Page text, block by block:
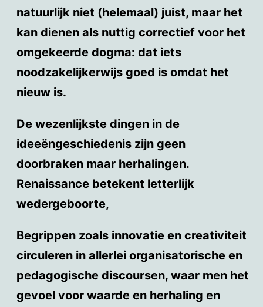
natuurlijk niet (helemaal) juist, maar het
kan dienen als nuttig correctief voor het
omgekeerde dogma: dat iets
noodzakelijkerwijs goed is omdat het
nieuw is.
De wezenlijkste dingen in de
ideeëngeschiedenis zijn geen
doorbraken maar herhalingen.
Renaissance betekent letterlijk
wedergeboorte,
Begrippen zoals innovatie en creativiteit
circuleren in allerlei organisatorische en
pedagogische discoursen, waar men het
gevoel voor waarde en herhaling en